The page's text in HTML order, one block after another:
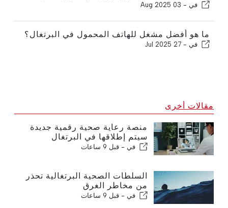
في - 03 Aug 2025
ما هو أفضل مشغل للهاتف المحمول في البرتغال؟
في - 27 Jul 2025
مقالات أخرى
منصة رعاية صحية رقمية جديدة
سيتم إطلاقها في البرتغال
في - قبل 9 ساعات
السلطات الصحية البرتغالية تحذر
من مخاطر الغرق
في - قبل 9 ساعات